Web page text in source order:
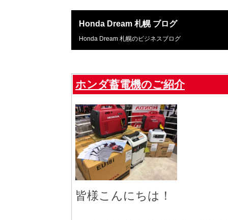
Honda Dream 札幌 ブログ
Honda Dream 札幌のビジネスブログ
ホンダ蓄電機のご紹介
皆様こんにちは！